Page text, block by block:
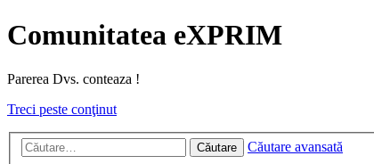
Comunitatea eXPRIM
Parerea Dvs. conteaza !
Treci peste conţinut
Căutare Căutare avansată